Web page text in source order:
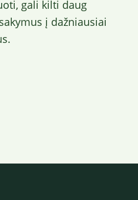
gali kilti daug
į dažniausiai